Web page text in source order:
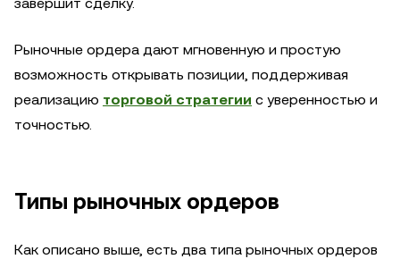
Рыночные ордера дают мгновенную и простую
возможность открывать позиции, поддерживая
реализацию торговой стратегии с уверенностью и
точностью.
Типы рыночных ордеров
Как описано выше, есть два типа рыночных ордеров